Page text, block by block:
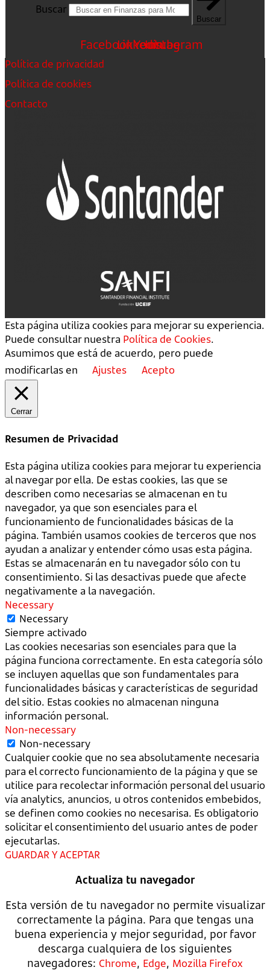
Buscar
Buscar
FacebookLinkedin
Youtube
Instagram
Política de privacidad
Política de cookies
Contacto
Esta página utiliza cookies para mejorar su experiencia.
Puede consultar nuestra Política de Cookies.
Asumimos que está de acuerdo, pero puede
modificarlas en
Ajustes Acepto
Cerrar
Resumen de Privacidad
Esta página utiliza cookies para mejorar tu experiencia
al navegar por ella. De estas cookies, las que se
describen como necesarias se almacenan en tu
navegador, ya que son esenciales para el
funcionamiento de funcionalidades básicas de la
página. También usamos cookies de terceros que nos
ayudan a analizar y entender cómo usas esta página.
Estas se almacenarán en tu navegador sólo con tu
consentimiento. Si las desactivas puede que afecte
negativamente a la navegación.
Necessary
Necessary
Siempre activado
Las cookies necesarias son esenciales para que la
página funciona correctamente. En esta categoría sólo
se incluyen aquellas que son fundamentales para
funcionalidades básicas y características de seguridad
del sitio. Estas cookies no almacenan ninguna
información personal.
Non-necessary
Non-necessary
Cualquier cookie que no sea absolutamente necesaria
para el correcto funcionamiento de la página y que se
utilice para recolectar información personal del usuario
vía analytics, anuncios, u otros contenidos embebidos,
se definen como cookies no necesarisa. Es obligatorio
solicitar el consentimiento del usuario antes de poder
ejecutarlas.
GUARDAR Y ACEPTAR
Actualiza tu navegador
Esta versión de tu navegador no permite visualizar
correctamente la página. Para que tengas una
buena experiencia y mejor seguridad, por favor
descarga cualquiera de los siguientes
navegadores: Chrome, Edge, Mozilla Firefox